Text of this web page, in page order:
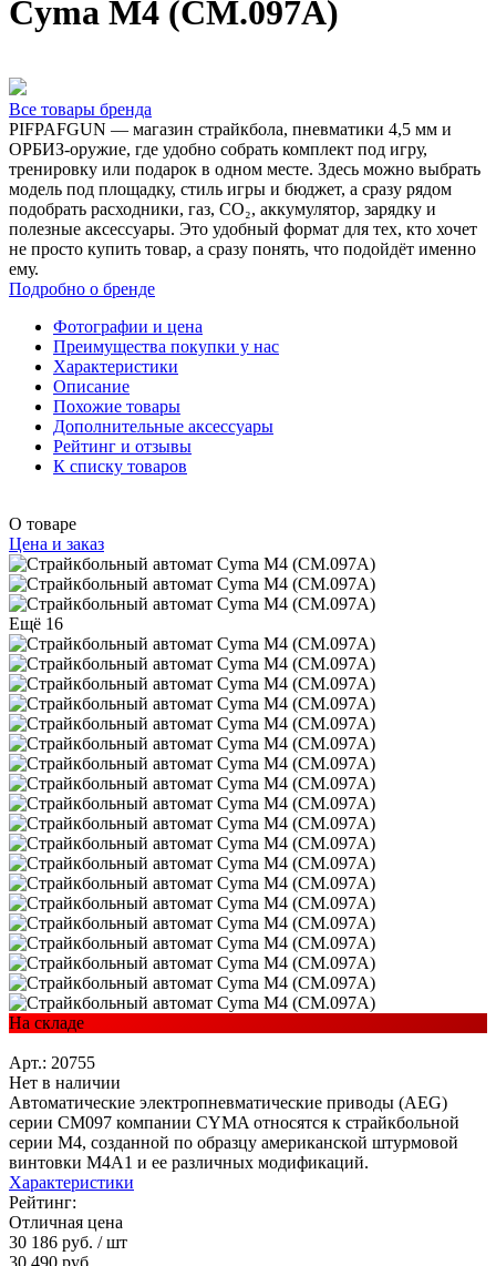
Cyma M4 (CM.097A)
Все товары бренда
PIFPAFGUN — магазин страйкбола, пневматики 4,5 мм и
ОРБИЗ-оружие, где удобно собрать комплект под игру,
тренировку или подарок в одном месте. Здесь можно выбрать
модель под площадку, стиль игры и бюджет, а сразу рядом
подобрать расходники, газ, CO₂, аккумулятор, зарядку и
полезные аксессуары. Это удобный формат для тех, кто хочет
не просто купить товар, а сразу понять, что подойдёт именно
ему.
Подробно о бренде
Фотографии и цена
Преимущества покупки у нас
Характеристики
Описание
Похожие товары
Дополнительные аксессуары
Рейтинг и отзывы
К списку товаров
О товаре
Цена и заказ
Ещё 16
На складе
Арт.: 20755
Нет в наличии
Автоматические электропневматические приводы (AEG)
серии CM097 компании CYMA относятся к страйкбольной
серии М4, созданной по образцу американской штурмовой
винтовки M4A1 и ее различных модификаций.
Характеристики
Рейтинг:
Отличная цена
30 186 руб. / шт
30 490 руб.